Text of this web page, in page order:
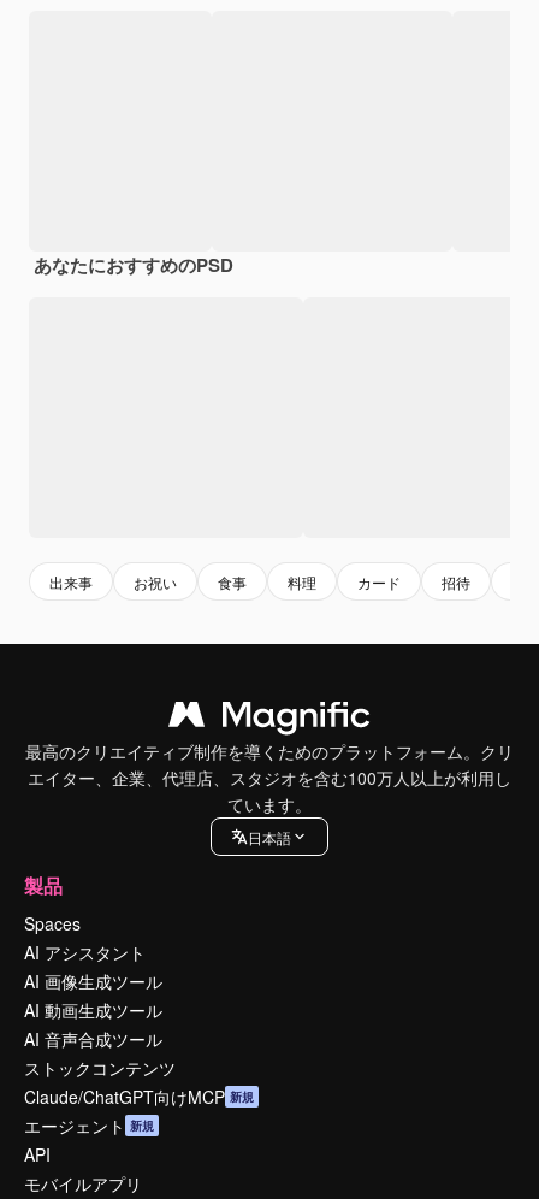
あなたにおすすめのPSD
出来事 お祝い 食事 料理 カード 招待
最高のクリエイティブ制作を導くためのプラットフォーム。クリ
エイター、企業、代理店、スタジオを含む100万人以上が利用し
ています。
日本語
製品
Spaces
AI アシスタント
AI 画像生成ツール
AI 動画生成ツール
AI 音声合成ツール
ストックコンテンツ
Claude/ChatGPT向けMCP 新規
エージェント 新規
API
モバイルアプリ